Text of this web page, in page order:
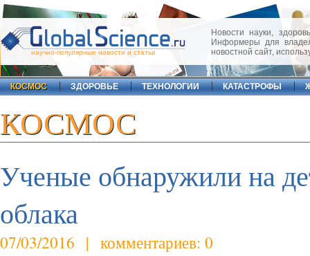
научно-популярные новости и статьи
Новости науки,
Информеры для
новостной сайт,
КОСМОС ЗДОРОВЬЕ ТЕХНОЛОГИИ КАТАСТРОФЫ
КОСМОС
Ученые обнаружили на
облака
07/03/2016 | комментариев: 0